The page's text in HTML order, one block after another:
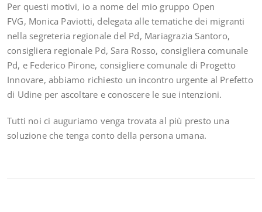
Per questi motivi, io a nome del mio gruppo Open
FVG, Monica Paviotti, delegata alle tematiche dei migranti
nella segreteria regionale del Pd, Mariagrazia Santoro,
consigliera regionale Pd, Sara Rosso, consigliera comunale
Pd, e Federico Pirone, consigliere comunale di Progetto
Innovare, abbiamo richiesto un incontro urgente al Prefetto
di Udine per ascoltare e conoscere le sue intenzioni.
Tutti noi ci auguriamo venga trovata al più presto una
soluzione che tenga conto della persona umana.